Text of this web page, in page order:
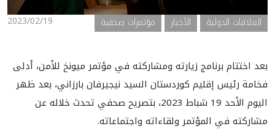
2023/02/19 العلاقات الدولية الأخبار مؤتمرات صحفية
بعد اختتام برنامج زيارته ومشاركته في مؤتمر ميونخ للأمن، أدلى
فخامة رئيس إقليم كوردستان السيد نيجيرفان بارزاني، بعد ظهر
اليوم الأحد 19 شباط 2023، بتصريح صحفي تحدث خلاله عن
مشاركته في المؤتمر ولقاءاته واجتماعاته.